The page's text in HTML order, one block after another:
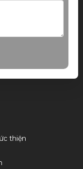
thiện